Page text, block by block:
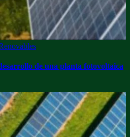
de una planta fotovoltaica